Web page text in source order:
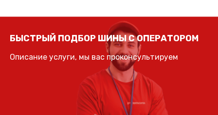
БЫСТРЫЙ ПОДБОР ШИНЫ С ОПЕРАТОРОМ
Описание услуги, мы вас проконсультируем